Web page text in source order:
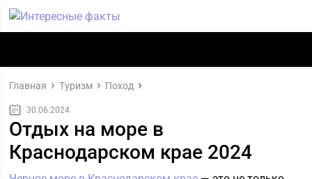
Главная Туризм Поход
30.06.2024
Отдых на море в
Краснодарском крае 2024